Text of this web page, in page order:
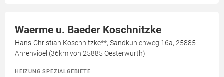
Waerme u. Baeder Koschnitzke
Hans-Christian Koschnitzke**, Sandkuhlenweg 16a, 25885
Ahrenvioel (36km von 25885 Oesterwurth)
HEIZUNG SPEZIALGEBIETE